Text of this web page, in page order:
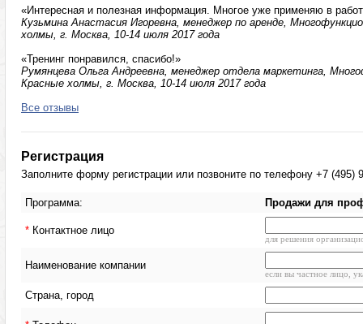
«Интересная и полезная информация. Многое уже применяю в
Кузьмина Анастасия Игоревна, менеджер по аренде,
холмы, г. Москва, 10-14 июля 2017 года
«Тренинг понравился, спасибо!»
Румянцева Ольга Андреевна, менеджер отдела маркетинга,
Красные холмы, г. Москва, 10-14 июля 2017 года
Все отзывы
Регистрация
Заполните форму регистрации или позвоните по телефону +7 (495)